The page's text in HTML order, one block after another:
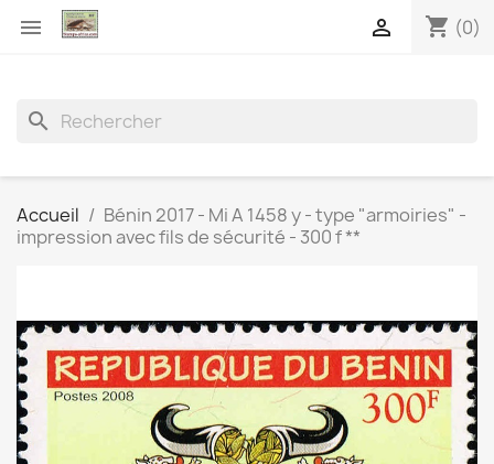
 shopping_cart (0)

search
Accueil
Bénin 2017 - Mi A 1458 y - type "armoiries" -
impression avec fils de sécurité - 300 f **